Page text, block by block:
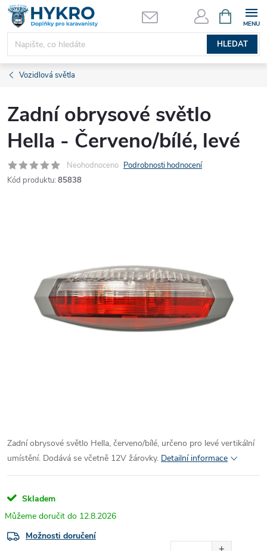
Přejít
obsah
HLEDAT
NÁKUPNÍ
KOŠÍK
Vozidlová světla
Zadní obrysové světlo
Hella - Červeno/bílé, levé
Neohodnoceno Podrobnosti hodnocení
Kód produktu: 85838
Zadní obrysové světlo Hella, červeno/bílé, určeno pro levé vertikální
umístění. Dodává se včetně 12V žárovky. Detailní informace
Skladem
12.8.2026
Možnosti doručení